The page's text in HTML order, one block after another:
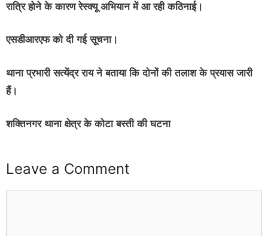
रात्रि होने के कारण रेस्क्यू अभियान में आ रही कठिनाई।
एसडीआरएफ को दी गई सूचना।
थाना प्रभारी सत्येंद्र राय ने बताया कि दोनों की तलाश के प्रयास जारी
हैं।
शक्तिनगर थाना क्षेत्र के कोटा बस्ती की घटना
Leave a Comment